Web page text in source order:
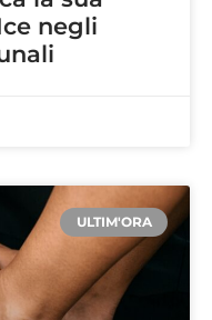
negli
ULTIM'ORA